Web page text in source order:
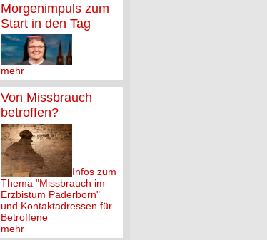
Morgenimpuls zum
Start in den Tag
mehr
Von Missbrauch
betroffen?
Infos zum
Thema "Missbrauch im
Erzbistum Paderborn"
und Kontaktadressen für
Betroffene
mehr